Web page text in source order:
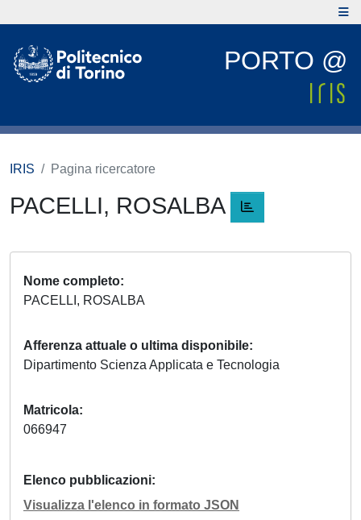
PORTO @
IRIS Pagina ricercatore
PACELLI, ROSALBA
Nome completo
PACELLI, ROSALBA
Afferenza attuale o ultima disponibile
Dipartimento Scienza Applicata e Tecnologia
Matricola
066947
Elenco pubblicazioni
Visualizza l'elenco in formato JSON